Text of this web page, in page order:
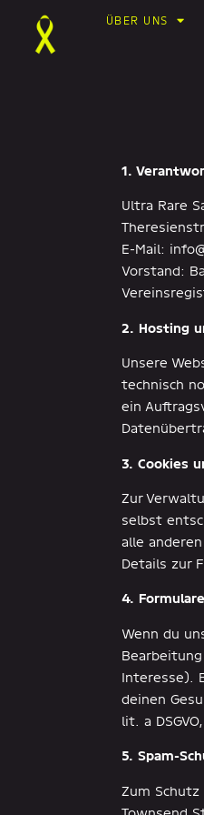
ÜBER UNS
1.
Ultra Rare
E-Mail:
Vorstand:
2. Hosting
Unsere
technisch
ein
3. Cookies
Zur
selbst
alle
Details zur
4.
Wenn du
Interesse).
deinen
lit. a
5. Spam-
Zum